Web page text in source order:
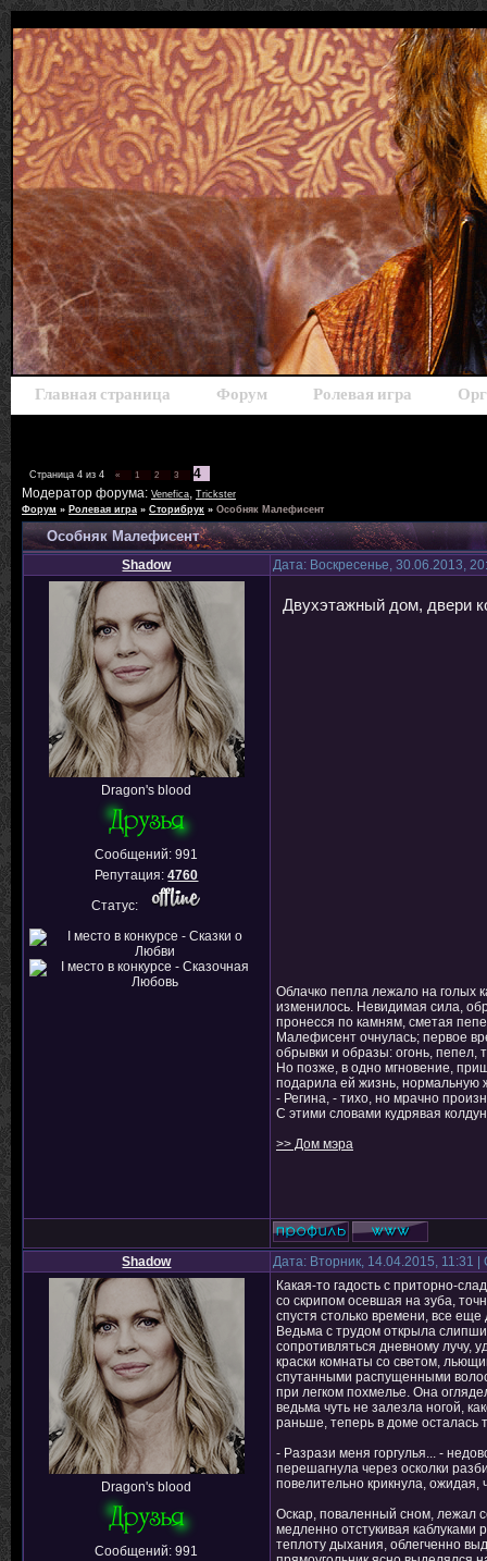
Главная страница Форум Ролевая игра
Страница 4 из 4 « 1 2 3
4
Модератор форума: Venefica, Trickster
Форум » Ролевая игра » Сторибрук » Особняк Малефисент
Особняк Малефисент
Shadow Дата: Воскресенье, 30.06.2013,
Dragon's blood
Сообщений:991
Репутация:4760
Статус:
Двухэтажный дом, двери
Облачко пепла лежало на голых
изменилось. Невидимая сила,
пронесся по камням, сметая
Малефисент очнулась; первое
обрывки и образы: огонь, пепел,
Но позже, в одно мгновение,
подарила ей жизнь, нормальную
- Регина, - тихо, но мрачно
С этими словами кудрявая
>> Дом мэра
Shadow Дата: Вторник, 14.04.2015, 11:31
Dragon's blood
Сообщений:991
Какая-то гадость с приторно-
со скрипом осевшая на зуба,
спустя столько времени, все
Ведьма с трудом открыла
сопротивляться дневному лучу,
краски комнаты со светом,
спутанными распущенными
при легком похмелье. Она
ведьма чуть не залезла ногой,
раньше, теперь в доме осталась
- Разрази меня горгулья... -
перешагнула через осколки
повелительно крикнула, ожидая,
Оскар, поваленный сном, лежал
медленно отстукивая каблуками
теплоту дыхания, облегченно